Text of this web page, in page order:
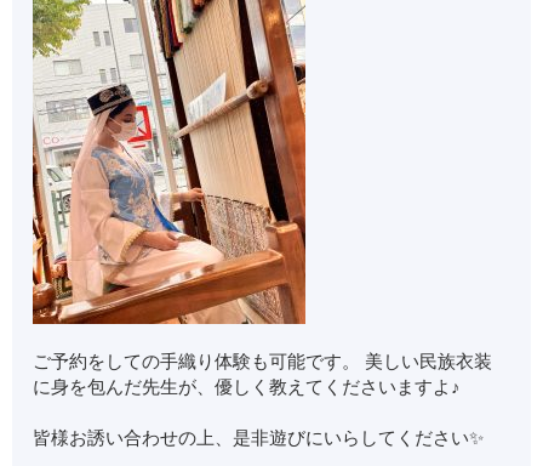
ご予約をしての手織り体験も可能です。 美しい民族衣装
に身を包んだ先生が、優しく教えてくださいますよ♪
皆様お誘い合わせの上、是非遊びにいらしてください✨